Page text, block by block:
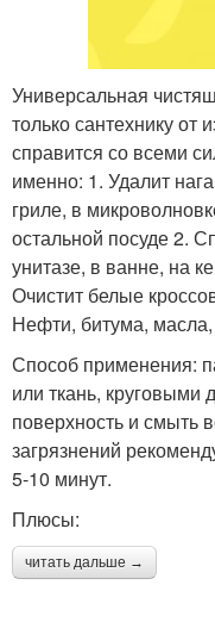
Универсальная
только сантехнику от
справится со всеми
именно: 1. Удалит
гриле, в
остальной посуде 2.
унитазе, в ванне, на
Очистит белые
Нефти, битума, масла,
Способ применения:
или ткань, круговыми
поверхность и смыть
загрязнений
5-10 минут.
Плюсы:
читать дальше →